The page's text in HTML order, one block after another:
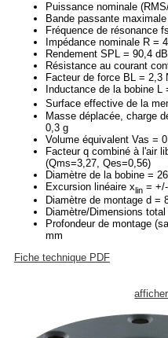
Puissance nominale
Bande passante
Fréquence de résonance
Impédance nominale R =
Rendement SPL = 90,4
Résistance au courant
Facteur de force BL = 2,3
Inductance de la bobine L
Surface effective de la
Masse déplacée, charge
0,3 g
Volume équivalent Vas =
Facteur q combiné à l'air
(Qms=3,27, Qes=0,56)
Diamètre de la bobine =
Excursion linéaire xlin =
Diamètre de montage d =
Diamètre/Dimensions
Profondeur de montage
mm
Fiche technique PDF